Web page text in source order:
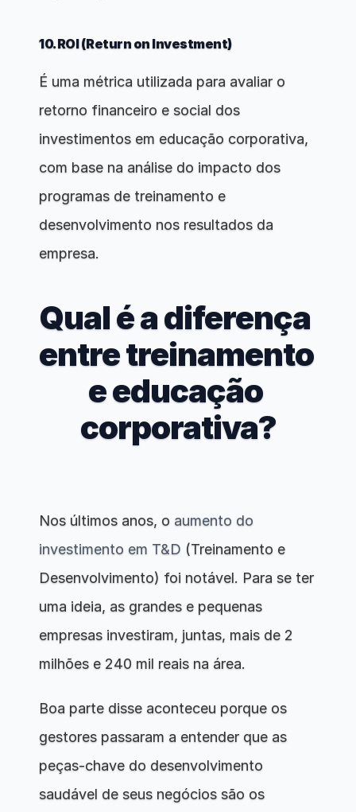
10.ROI (Return on Investment)
É uma métrica utilizada para avaliar o
retorno financeiro e social dos
investimentos em educação corporativa,
com base na análise do impacto dos
programas de treinamento e
desenvolvimento nos resultados da
empresa.
Qual é a diferença
entre treinamento
e educação
corporativa?
Nos últimos anos, o aumento do
investimento em T&D (Treinamento e
Desenvolvimento) foi notável. Para se ter
uma ideia, as grandes e pequenas
empresas investiram, juntas, mais de 2
milhões e 240 mil reais na área.
Boa parte disse aconteceu porque os
gestores passaram a entender que as
peças-chave do desenvolvimento
saudável de seus negócios são os